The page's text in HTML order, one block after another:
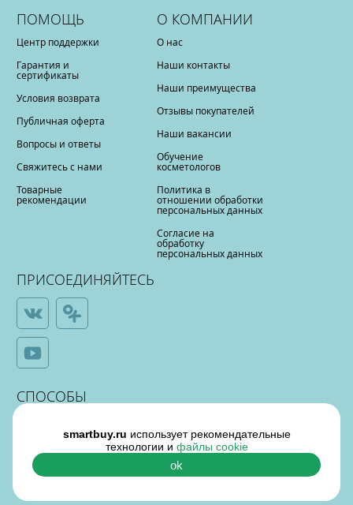
ПОМОЩЬ
Центр поддержки
Гарантия и
сертификаты
Условия возврата
Публичная оферта
Вопросы и ответы
Свяжитесь с нами
Товарные
рекомендации
О КОМПАНИИ
О нас
Наши контакты
Наши преимущества
Отзывы покупателей
Наши вакансии
Обучение
косметологов
Политика в
отношении обработки
персональных данных
Согласие на
обработку
персональных данных
ПРИСОЕДИНЯЙТЕСЬ
СПОСОБЫ
ОПЛАТЫ
smartbuy.ru использует рекомендательные
технологии и файлы cookie
ok